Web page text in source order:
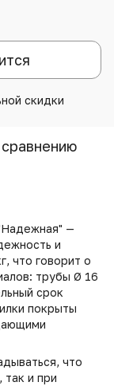
скидки
—
и
что говорит о
трубы Ø 16
срок
покрыты
что
так и при